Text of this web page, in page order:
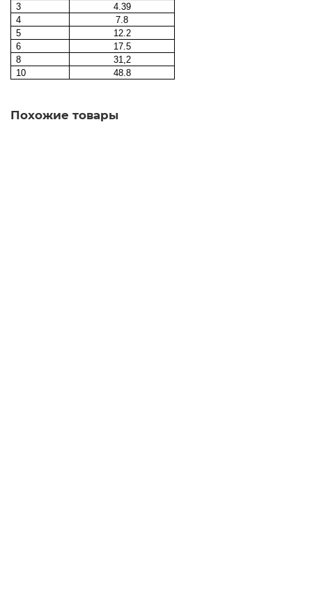
3
4.39
4
7.8
5
12.2
6
17.5
8
31,2
10
48.8
Похожие товары